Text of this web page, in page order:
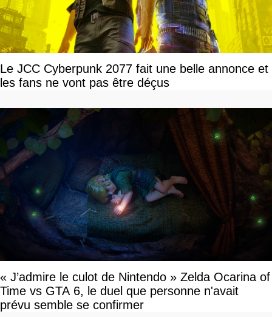
Le JCC Cyberpunk 2077 fait une belle annonce et
les fans ne vont pas être déçus
« J’admire le culot de Nintendo » Zelda Ocarina of
Time vs GTA 6, le duel que personne n'avait
prévu semble se confirmer